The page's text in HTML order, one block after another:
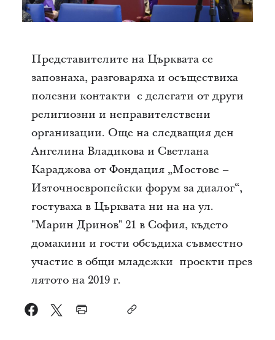
Представителите на Църквата се
запознаха, разговаряха и осъществиха
полезни контакти с делегати от други
религиозни и неправителствени
организации. Още на следващия ден
Ангелина Владикова и Светлана
Караджова от Фондация „Мостове –
Източноевропейски форум за диалог“,
гостуваха в Църквата ни на на ул.
"Марин Дринов" 21 в София, където
домакини и гости обсъдиха съвместно
участие в общи младежки проекти през
лятото на 2019 г.